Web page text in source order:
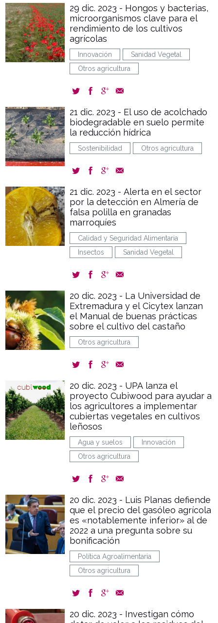
29 dic. 2023 - Hongos y bacterias,
microorganismos clave para el
rendimiento de los cultivos
agrícolas
Innovación
Sanidad Vegetal
Otros agricultura
21 dic. 2023 - El uso de acolchado
biodegradable en suelo permite
la reducción hídrica
Sostenibilidad Otros agricultura
21 dic. 2023 - Alerta en el sector
por la detección en Almería de
falsa polilla en granadas
marroquíes
Calidad y Seguridad Alimentaria
Insectos
Sanidad Vegetal
20 dic. 2023 - La Universidad de
Extremadura y el Cicytex lanzan
el Manual de buenas prácticas
sobre el cultivo del castaño
Otros agricultura
20 dic. 2023 - UPA lanza el
proyecto Cubiwood para ayudar a
los agricultores a implementar
cubiertas vegetales en cultivos
leñosos
Agua y suelos
Innovación
Otros agricultura
20 dic. 2023 - Luis Planas defiende
que el precio del gasóleo agrícola
es «notablemente inferior» al de
2022 a una pregunta sobre su
bonificación
Política Agroalimentaria
Otros agricultura
20 dic. 2023 - Investigan cómo